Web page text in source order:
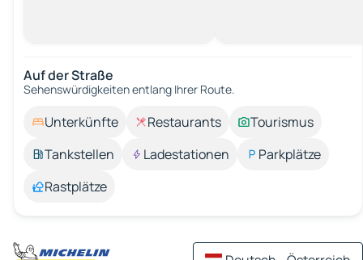
Auf der Straße
Sehenswürdigkeiten entlang Ihrer Route.
Unterkünfte Restaurants
Tourismus
Tankstellen
Ladestationen
Parkplätze
Rastplätze